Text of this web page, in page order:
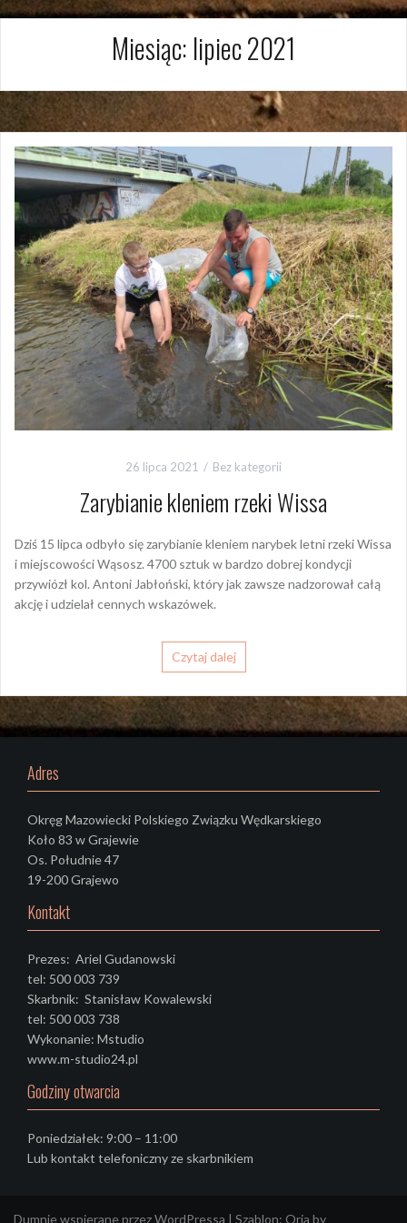
Miesiąc: lipiec 2021
26 lipca 2021 Bez kategorii
Zarybianie kleniem rzeki Wissa
Dziś 15 lipca odbyło się zarybianie kleniem narybek letni rzeki Wissa
i miejscowości Wąsosz. 4700 sztuk w bardzo dobrej kondycji
przywiózł kol. Antoni Jabłoński, który jak zawsze nadzorował całą
akcję i udzielał cennych wskazówek.
Czytaj dalej
Adres
Okręg Mazowiecki Polskiego Związku Wędkarskiego
Koło 83 w Grajewie
Os. Południe 47
19-200 Grajewo
Kontakt
Prezes: Ariel Gudanowski
tel: 500 003 739
Skarbnik: Stanisław Kowalewski
tel: 500 003 738
Wykonanie: Mstudio
www.m-studio24.pl
Godziny otwarcia
Poniedziałek: 9:00 – 11:00
Lub kontakt telefoniczny ze skarbnikiem
Dumnie wspierane przez WordPressa | Szablon: Oria by